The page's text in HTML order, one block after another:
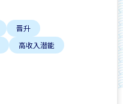
晋升
高收入潜能